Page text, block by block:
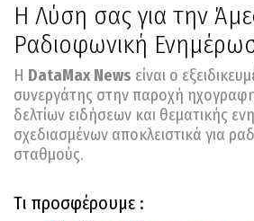
Η Λύση σας για την
Ραδιοφωνική
Η DataMax News είναι ο
συνεργάτης στην παροχή
δελτίων ειδήσεων και θεματικής
σχεδιασμένων αποκλειστικά για
σταθμούς.
Τι προσφέρουμε :